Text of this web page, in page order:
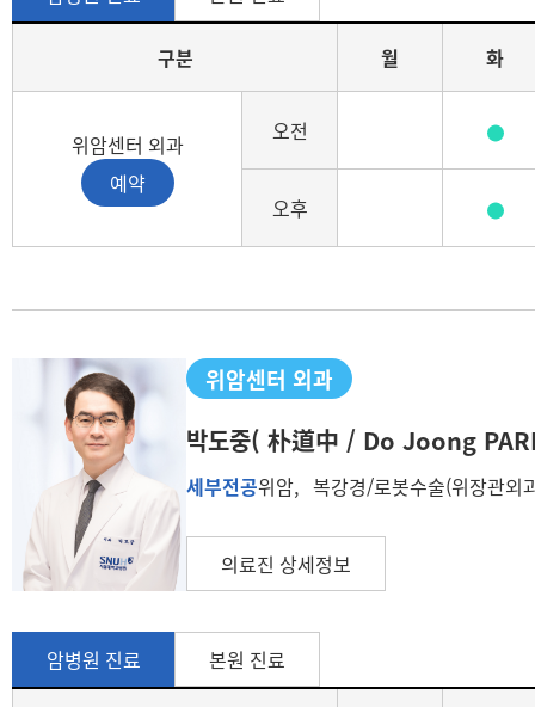
구분 월 화
위암센터 외과
예약
오전
오후
위암센터 외과
박도중( 朴道中 / Do Joong
세부전공위암, 복강경/로봇수술(위장관
의료진 상세정보
암병원 진료 본원 진료